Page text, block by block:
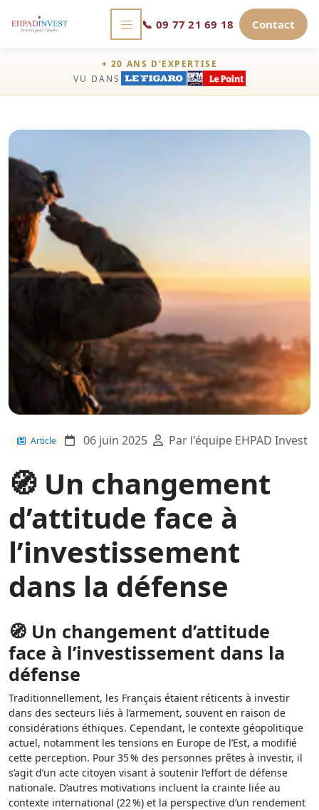
📞 09 77 21 69 18 Contact
+ 20 ANS D'EXPERTISE
VU DANS
Article 06 juin 2025 Par l'équipe EHPAD Invest
🧭 Un changement
d’attitude face à
l’investissement
dans la défense
🧭 Un changement d’attitude
face à l’investissement dans la
défense
Traditionnellement, les Français étaient réticents à investir
dans des secteurs liés à l’armement, souvent en raison de
considérations éthiques. Cependant, le contexte géopolitique
actuel, notamment les tensions en Europe de l’Est, a modifié
cette perception. Pour 35 % des personnes prêtes à investir, il
s’agit d’un acte citoyen visant à soutenir l’effort de défense
nationale. D’autres motivations incluent la crainte liée au
contexte international (22 %) et la perspective d’un rendement